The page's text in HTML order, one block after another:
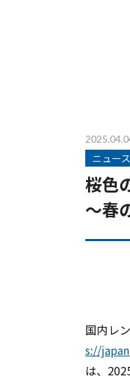
ニュー
桜色
～春
国内レ
s://
は、